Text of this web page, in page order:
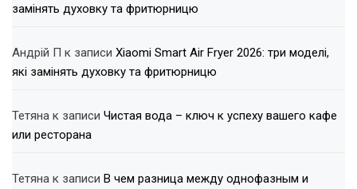
замінять духовку та фритюрницю
Андрій П к записи Xiaomi Smart Air Fryer 2026: три моделі,
які замінять духовку та фритюрницю
Тетяна к записи Чистая вода – ключ к успеху вашего кафе
или ресторана
Тетяна к записи В чем разница между однофазным и